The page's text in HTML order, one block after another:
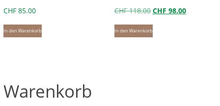
CHF 85.00
In den Warenkorb
CHF118.00 Ursprünglicher
Preis
war:
CHF 98.00Aktueller
In den Warenkorb
Warenkorb